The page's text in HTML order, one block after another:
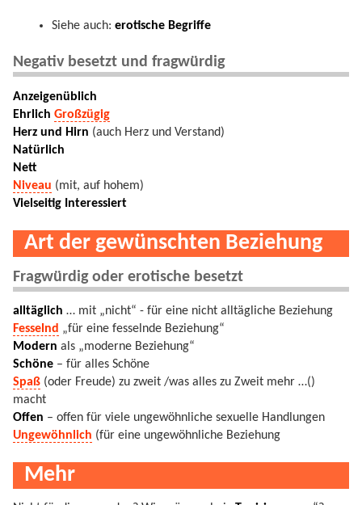
Siehe auch: erotische Begriffe
Negativ besetzt und fragwürdig
Anzeigenüblich
Ehrlich Großzügig
Herz und Hirn (auch Herz und Verstand)
Natürlich
Nett
Niveau (mit, auf hohem)
Vielseitig Interessiert
Art der gewünschten Beziehung
Fragwürdig oder erotische besetzt
alltäglich … mit „nicht“ - für eine nicht alltägliche Beziehung
Fesselnd „für eine fesselnde Beziehung“
Modern als „moderne Beziehung“
Schöne – für alles Schöne
Spaß (oder Freude) zu zweit /was alles zu Zweit mehr …()
macht
Offen – offen für viele ungewöhnliche sexuelle Handlungen
Ungewöhnlich (für eine ungewöhnliche Beziehung
Mehr